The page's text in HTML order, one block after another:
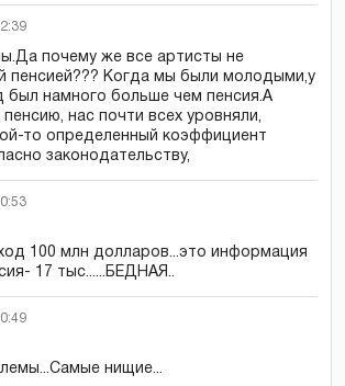
почему же все артисты не
пенсией??? Когда мы были молодыми,у
был намного больше чем пенсия.А
нас почти всех уровняли,
то определенный коэффициент
законодательству,
100 млн долларов...это информация
17 тыс......БЕДНАЯ..
нищие...